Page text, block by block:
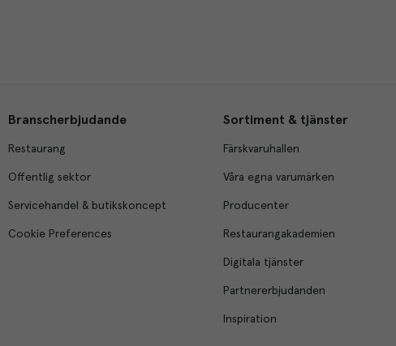
Branscherbjudande
Restaurang
Offentlig sektor
Servicehandel & butikskoncept
Cookie Preferences
Sortiment & tjänster
Färskvaruhallen
Våra egna varumärken
Producenter
Restaurangakademien
Digitala tjänster
Partnererbjudanden
Inspiration